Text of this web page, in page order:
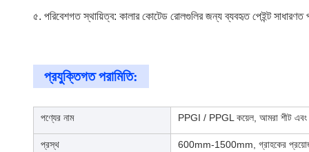
৫. পরিবেশগত স্থায়িত্ব: কালার কোটেড রোলগুলির জন্য ব্যবহৃত পেইন্ট
প্রযুক্তিগত পরামিতি:
পণ্যের নাম PPGI / PPGL কয়েল, আমরা শীট এবং
প্রস্থ 600mm-1500mm, গ্রাহকের